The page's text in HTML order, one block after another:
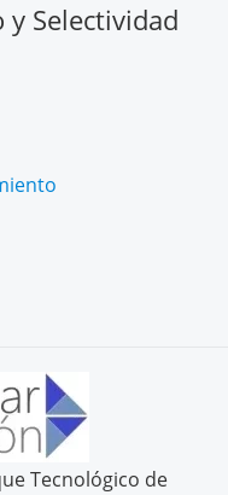
Selectividad
Tecnológico de